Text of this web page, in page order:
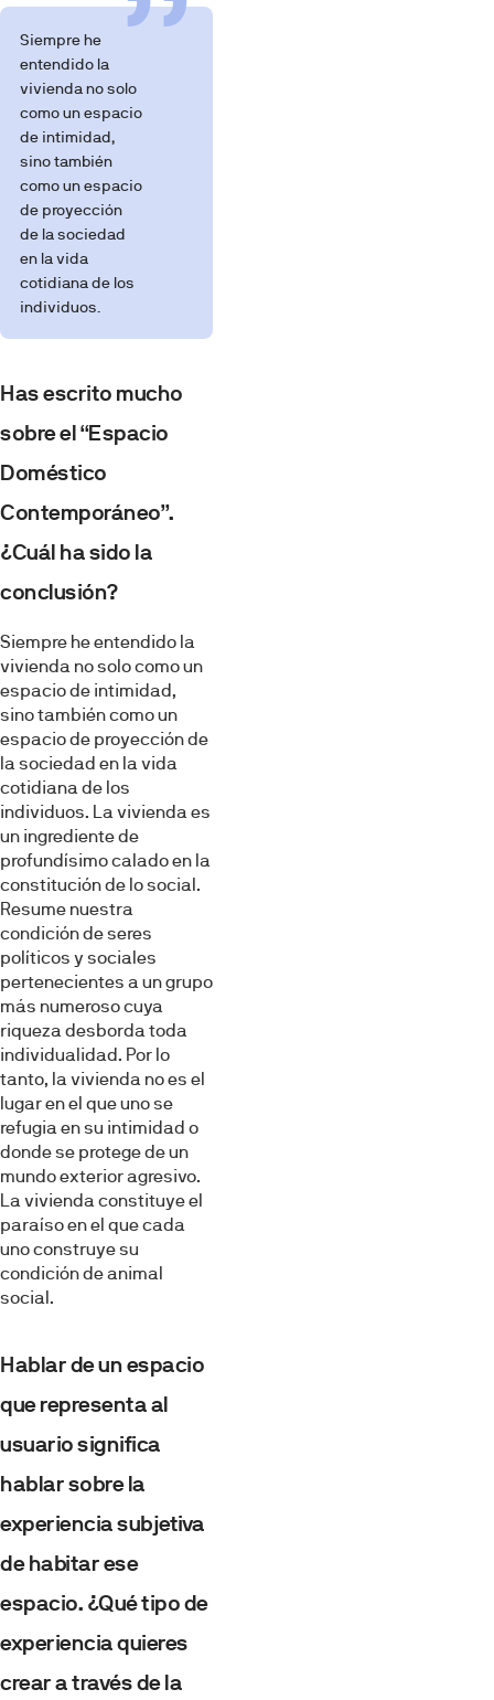
Siempre he
entendido la
vivienda no solo
como un espacio
de intimidad,
sino también
como un espacio
de proyección
de la sociedad
en la vida
cotidiana de los
individuos.
Has escrito mucho
sobre el “Espacio
Doméstico
Contemporáneo”.
¿Cuál ha sido la
conclusión?
Siempre he entendido la
vivienda no solo como un
espacio de intimidad,
sino también como un
espacio de proyección de
la sociedad en la vida
cotidiana de los
individuos. La vivienda es
un ingrediente de
profundísimo calado en la
constitución de lo social.
Resume nuestra
condición de seres
políticos y sociales
pertenecientes a un grupo
más numeroso cuya
riqueza desborda toda
individualidad. Por lo
tanto, la vivienda no es el
lugar en el que uno se
refugia en su intimidad o
donde se protege de un
mundo exterior agresivo.
La vivienda constituye el
paraíso en el que cada
uno construye su
condición de animal
social.
Hablar de un espacio
que representa al
usuario significa
hablar sobre la
experiencia subjetiva
de habitar ese
espacio. ¿Qué tipo de
experiencia quieres
crear a través de la